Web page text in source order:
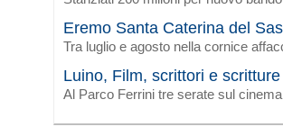
Eremo Santa Caterina del
Tra luglio e agosto nella cornice
Luino, Film, scrittori e
Al Parco Ferrini tre serate sul